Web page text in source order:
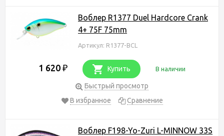
Воблер R1377 Duel Hardcore Crank
4+ 75F 75mm
Артикул: R1377-BCL
1 620 ₽ Купить В наличии
Быстрый просмотр
В избранное
Сравнение
Воблер F198-Yo-Zuri L-MINNOW 33S